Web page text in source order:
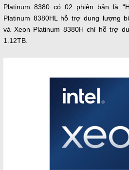
Platinum 8380 có 02 phiên bản là
Platinum 8380HL hỗ trợ dung lượng
và Xeon Platinum 8380H chỉ hỗ trợ
1.12TB.